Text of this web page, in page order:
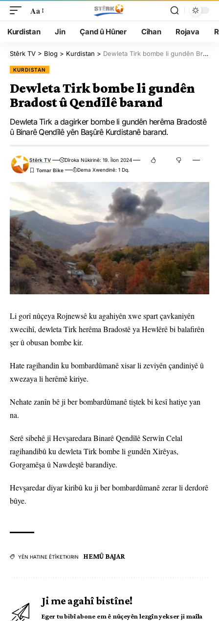
Aa
Kurdistan Jin Çand û Hûner Cîhan Rojava
Stêrk TV > Blog > Kurdistan > Dewleta Tirk bombe li gundên Bradost û Qendîlê barand
KURDISTAN
Dewleta Tirk bombe li gundên
Bradost û Qendîlê barand
Dewleta Tirk a dagirker bombe li gundên herêma Bradostê
û Binarê Qendîlê yên Başûrê Kurdistanê barand.
Stêrk TV
Dîroka Nûkirinê: 19. Îlon 2024
Dema Xwendinê: 1 Dq.
Li gorî nûçeya Rojnewsê ku agahiyên xwe spart çavkaniyên
xwecihî, dewleta Tirk herêma Bradostê ya Hewlêrê bi balafirên
şer û obusan bombe kir.
Hate ragihandin ku bombardûmanê xisar li zeviyên çandiniyê û
xwezaya li herêmê kiriye.
Nehate zanîn bê ji ber bombardûmanê tiştek bi kesî hatiye yan
na.
Serê sibehê jî Hevşaredara Binarê Qendîlê Serwîn Celal
ragihandibû ku dewleta Tirk bombe li gundên Xirêyas,
Gorgamêşa û Nawdeştê barandiye.
Hevşaredar diyar kiribû ku ji ber bombardûmanê zerar li derdorê
bûye.
YÊN HATINE ÊTÎKETKIRIN HEMÛ BAJAR
Ji me agahî bistîne!
Eger tu bibî abone em ê nûçeyên lezgîn yekser ji maîla